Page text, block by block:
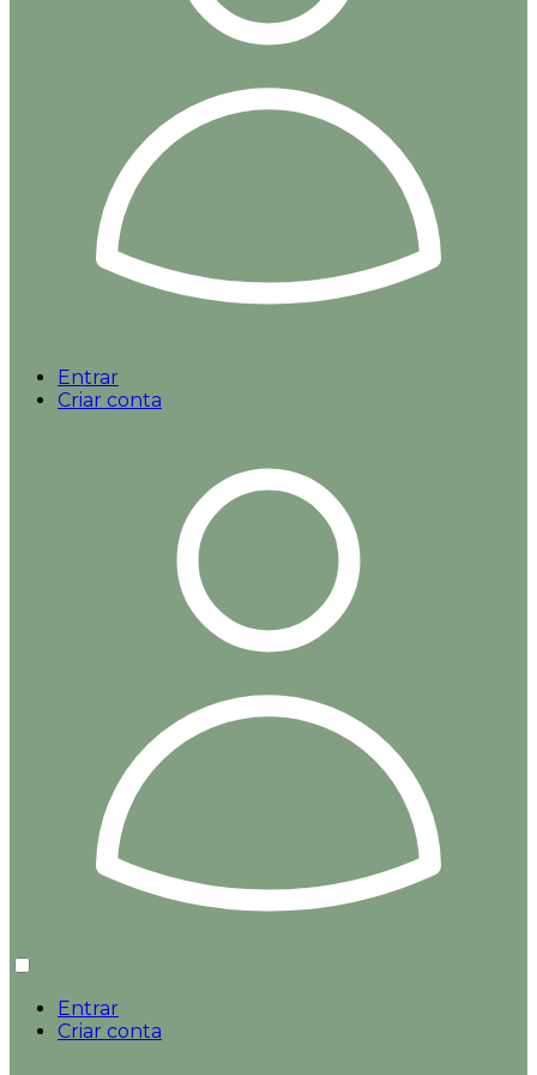
Entrar
Criar conta
Entrar
Criar conta